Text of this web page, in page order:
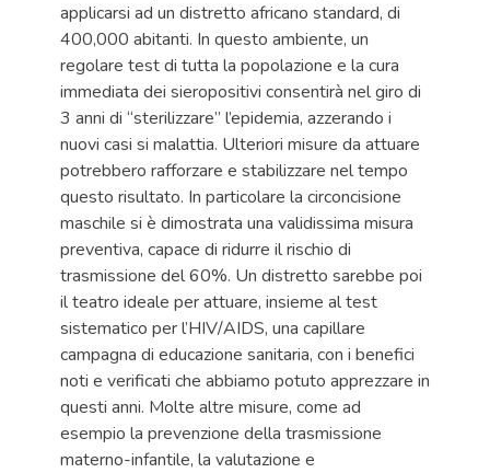
applicarsi ad un distretto africano standard, di
400,000 abitanti. In questo ambiente, un
regolare test di tutta la popolazione e la cura
immediata dei sieropositivi consentirà nel giro di
3 anni di “sterilizzare” l’epidemia, azzerando i
nuovi casi si malattia. Ulteriori misure da attuare
potrebbero rafforzare e stabilizzare nel tempo
questo risultato. In particolare la circoncisione
maschile si è dimostrata una validissima misura
preventiva, capace di ridurre il rischio di
trasmissione del 60%. Un distretto sarebbe poi
il teatro ideale per attuare, insieme al test
sistematico per l’HIV/AIDS, una capillare
campagna di educazione sanitaria, con i benefici
noti e verificati che abbiamo potuto apprezzare in
questi anni. Molte altre misure, come ad
esempio la prevenzione della trasmissione
materno-infantile, la valutazione e